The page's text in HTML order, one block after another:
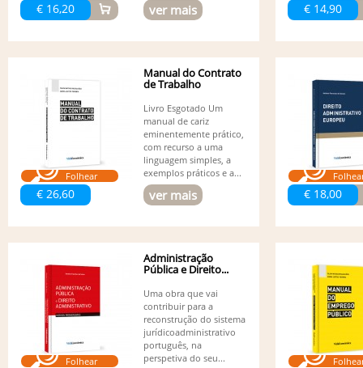
€ 16,20 ver mais € 14,90
Folhear
€ 26,60
Manual do Contrato
de Trabalho
Livro Esgotado Um
manual de cariz
eminentemente prático,
com recurso a uma
linguagem simples, a
exemplos práticos e a...
ver mais € 18,00
Folhear
Administração
Pública e Direito...
Uma obra que vai
contribuir para a
reconstrução do sistema
jurídicoadministrativo
português, na
perspetiva do seu...